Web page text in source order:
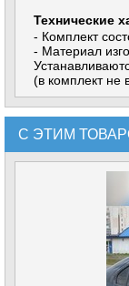
Технические
- Комплект
- Материал
(в комплект не
С ЭТИМ